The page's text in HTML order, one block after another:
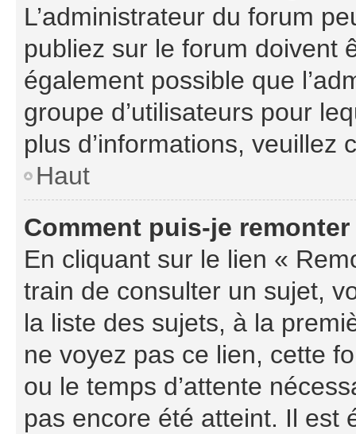
L’administrateur du forum
publiez sur le forum doivent
également possible que
groupe d’utilisateurs pour
plus d’informations,
Haut
Comment puis-je
En cliquant sur le lien «
train de consulter un sujet,
la liste des sujets, à la
ne voyez pas ce lien, cette
ou le temps d’attente
pas encore été atteint. Il est